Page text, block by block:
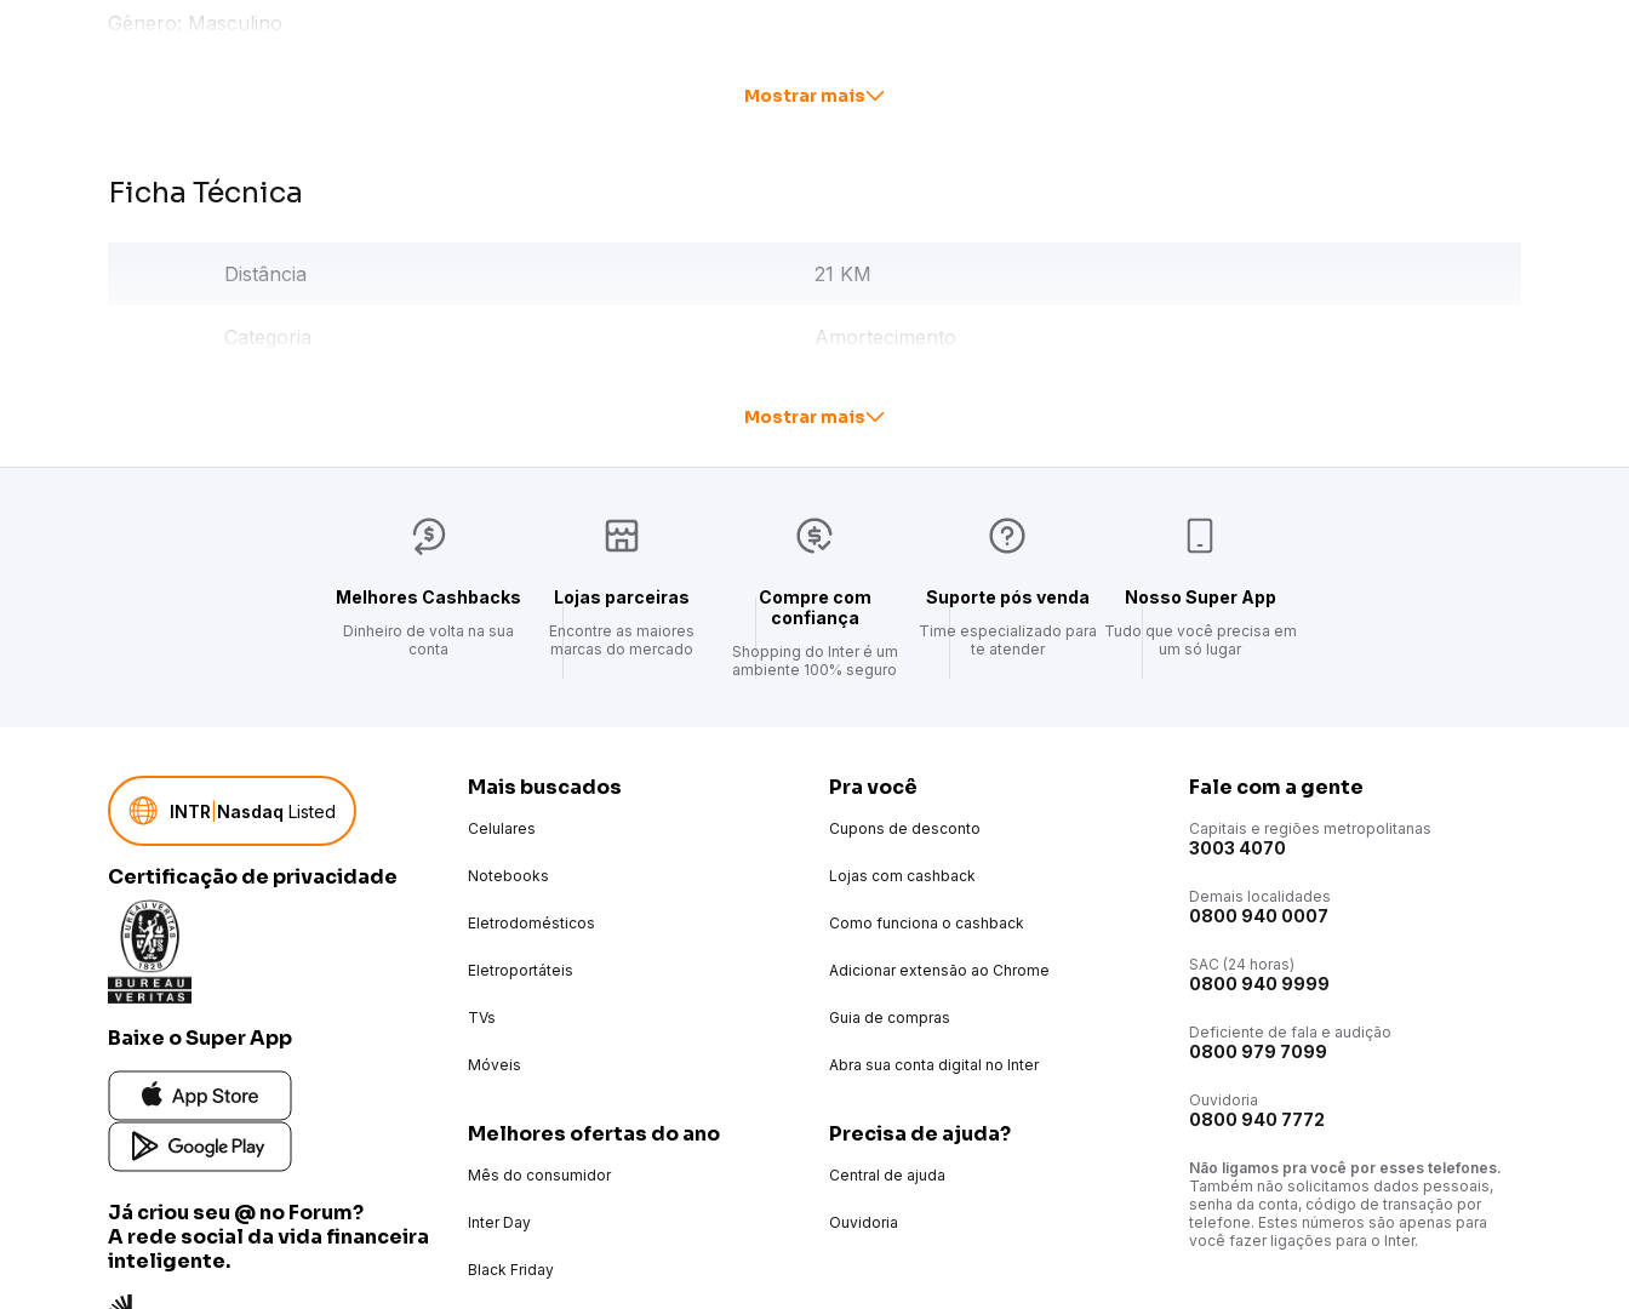
Gênero: Masculino
Mostrar mais
Ficha Técnica
Distância 21 KM
Categoria Amortecimento
Mostrar mais
Melhores Cashbacks
Dinheiro de volta na sua
conta
Lojas parceiras
Encontre as maiores
marcas do mercado
Compre com
confiança
Shopping do Inter é um
ambiente 100% seguro
Suporte pós venda
Time especializado para
te atender
Nosso Super App
Tudo que você precisa em
um só lugar
Mais buscados
Celulares
Notebooks
Eletrodomésticos
Eletroportáteis
TVs
Móveis
Melhores ofertas do ano
Mês do consumidor
Inter Day
Black Friday
Pra você
Cupons de desconto
Lojas com cashback
Como funciona o cashback
Adicionar extensão ao Chrome
Guia de compras
Abra sua conta digital no Inter
Precisa de ajuda?
Central de ajuda
Ouvidoria
Fale com a gente
Capitais e regiões metropolitanas
3003 4070
Demais localidades
0800 940 0007
SAC (24 horas)
0800 940 9999
Deficiente de fala e audição
0800 979 7099
Ouvidoria
0800 940 7772
Não ligamos pra você por esses telefones.
Também não solicitamos dados pessoais,
senha da conta, código de transação por
telefone. Estes números são apenas para
você fazer ligações para o Inter.
INTR Nasdaq Listed
Certificação de privacidade
Baixe o Super App
Já criou seu @ no Forum?
A rede social da vida financeira
inteligente.